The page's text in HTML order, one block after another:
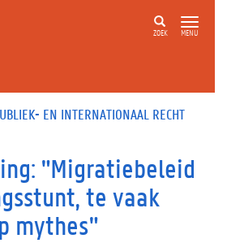
ZOEK MENU
EN INTERNATIONAAL RECHT
"Migratiebeleid
te vaak
mythes"